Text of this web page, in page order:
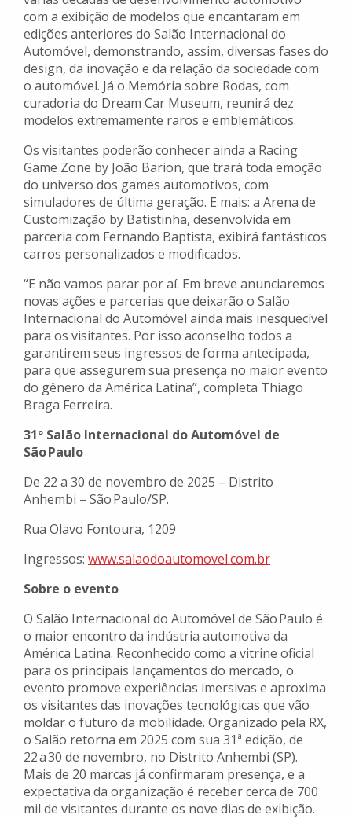
com a exibição de modelos que encantaram em
edições anteriores do Salão Internacional do
Automóvel, demonstrando, assim, diversas fases do
design, da inovação e da relação da sociedade com
o automóvel. Já o Memória sobre Rodas, com
curadoria do Dream Car Museum, reunirá dez
modelos extremamente raros e emblemáticos.
Os visitantes poderão conhecer ainda a Racing
Game Zone by João Barion, que trará toda emoção
do universo dos games automotivos, com
simuladores de última geração. E mais: a Arena de
Customização by Batistinha, desenvolvida em
parceria com Fernando Baptista, exibirá fantásticos
carros personalizados e modificados.
“E não vamos parar por aí. Em breve anunciaremos
novas ações e parcerias que deixarão o Salão
Internacional do Automóvel ainda mais inesquecível
para os visitantes. Por isso aconselho todos a
garantirem seus ingressos de forma antecipada,
para que assegurem sua presença no maior evento
do gênero da América Latina”, completa Thiago
Braga Ferreira.
31º Salão Internacional do Automóvel de
São Paulo
De 22 a 30 de novembro de 2025 – Distrito
Anhembi – São Paulo/SP.
Rua Olavo Fontoura, 1209
Ingressos: www.salaodoautomovel.com.br
Sobre o evento
O Salão Internacional do Automóvel de São Paulo é
o maior encontro da indústria automotiva da
América Latina. Reconhecido como a vitrine oficial
para os principais lançamentos do mercado, o
evento promove experiências imersivas e aproxima
os visitantes das inovações tecnológicas que vão
moldar o futuro da mobilidade. Organizado pela RX,
o Salão retorna em 2025 com sua 31ª edição, de
22 a 30 de novembro, no Distrito Anhembi (SP).
Mais de 20 marcas já confirmaram presença, e a
expectativa da organização é receber cerca de 700
mil de visitantes durante os nove dias de exibição.